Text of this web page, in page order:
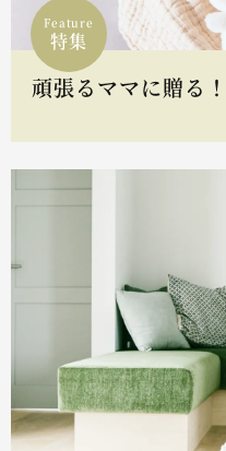
Feature
特集
頑張るママに贈る